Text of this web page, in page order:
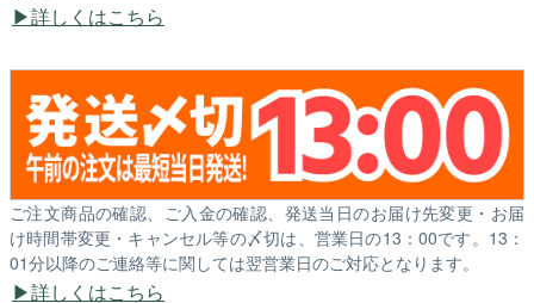
詳しくはこちら
ご注文商品の確認、ご入金の確認、発送当日のお届け先変更・お届
け時間帯変更・キャンセル等の〆切は、営業日の13：00です。13：
01分以降のご連絡等に関しては翌営業日のご対応となります。
詳しくはこちら